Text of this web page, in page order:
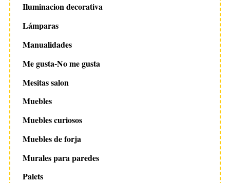
Iluminacion decorativa
Lámparas
Manualidades
Me gusta-No me gusta
Mesitas salon
Muebles
Muebles curiosos
Muebles de forja
Murales para paredes
Palets